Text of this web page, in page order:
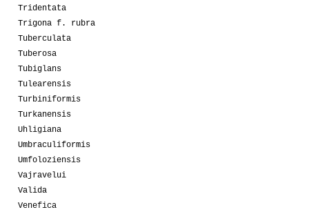
Tridentata
Trigona f. rubra
Tuberculata
Tuberosa
Tubiglans
Tulearensis
Turbiniformis
Turkanensis
Uhligiana
Umbraculiformis
Umfoloziensis
Vajravelui
Valida
Venefica